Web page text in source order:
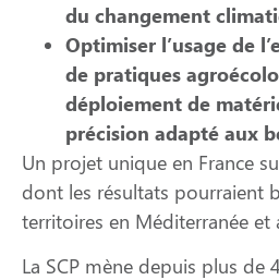
du changement
Optimiser l’usage de
de pratiques
déploiement de
précision adapté aux
Un projet unique en France
dont les résultats pourraient
territoires en Méditerranée et
La SCP mène depuis plus de